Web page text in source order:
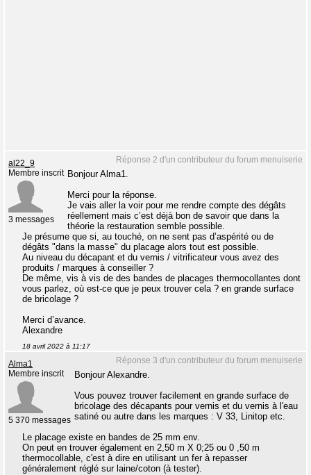
Réponse 2 d'un contributeur du forum menuiserie
al22_9
Membre inscrit
3 messages
Bonjour Alma1.
Merci pour la réponse.
Je vais aller la voir pour me rendre compte des dégâts
réellement mais c’est déjà bon de savoir que dans la
théorie la restauration semble possible.
Je présume que si, au touché, on ne sent pas d’aspérité ou de
dégâts "dans la masse" du placage alors tout est possible.
Au niveau du décapant et du vernis / vitrificateur vous avez des
produits / marques à conseiller ?
De même, vis à vis de des bandes de placages thermocollantes dont
vous parlez, où est-ce que je peux trouver cela ? en grande surface
de bricolage ?
Merci d’avance.
Alexandre
18 avril 2022 à 11:17
Réponse 3 d'un contributeur du forum menuiserie
Alma1
Membre inscrit
5 370 messages
Bonjour Alexandre.
Vous pouvez trouver facilement en grande surface de
bricolage des décapants pour vernis et du vernis à l'eau
satiné ou autre dans les marques : V 33, Linitop etc.
Le placage existe en bandes de 25 mm env.
On peut en trouver également en 2,50 m X 0;25 ou 0 ,50 m
thermocollable, c'est à dire en utilisant un fer à repasser
généralement réglé sur laine/coton (à tester).